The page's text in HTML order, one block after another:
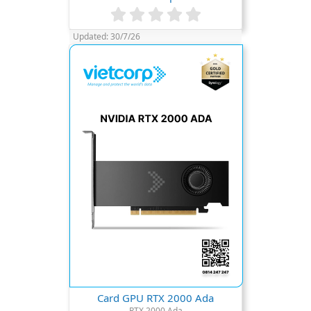
.
0
0
s
t
r
)
Updated:30/7/26
Card GPU RTX 2000 Ada